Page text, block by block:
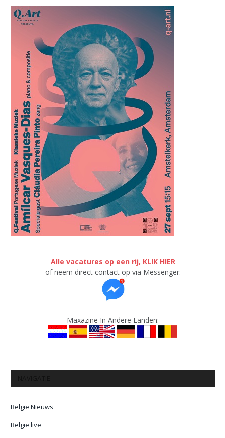
Alle vacatures op een rij, KLIK HIER
of neem direct contact op via Messenger:
Maxazine In Andere Landen:
België Nieuws
België live